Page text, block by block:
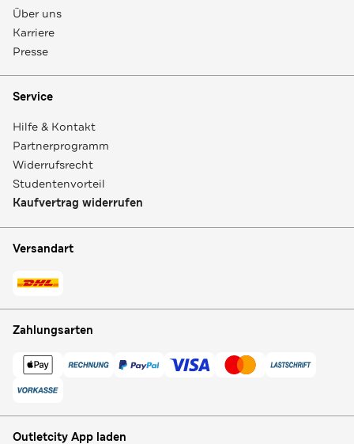
Über uns
Karriere
Presse
Service
Hilfe & Kontakt
Partnerprogramm
Widerrufsrecht
Studentenvorteil
Kaufvertrag widerrufen
Versandart
Zahlungsarten
Outletcity App laden